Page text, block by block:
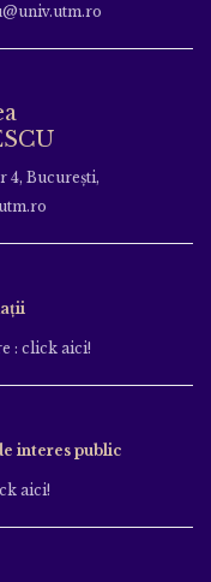
4, București,
: click aici!
interes public
aici!